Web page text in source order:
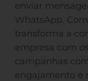
enviar
WhatsApp.
transforma a
empresa com
campanhas
engajamento e